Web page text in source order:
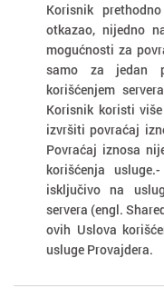
Korisnik
otkazao, nijedno
mogućnosti za
samo za jedan
korišćenjem
Korisnik koristi
izvršiti povraćaj
Povraćaj iznosa
korišćenja
isključivo na
servera (engl.
ovih Uslova
usluge Provajdera.